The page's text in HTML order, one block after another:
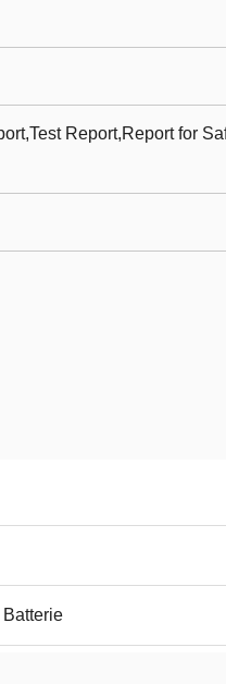
Report,Report for